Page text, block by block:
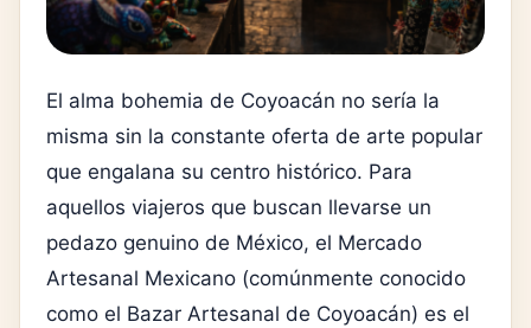
El alma bohemia de Coyoacán no sería la
misma sin la constante oferta de arte popular
que engalana su centro histórico. Para
aquellos viajeros que buscan llevarse un
pedazo genuino de México, el Mercado
Artesanal Mexicano (comúnmente conocido
como el Bazar Artesanal de Coyoacán) es el